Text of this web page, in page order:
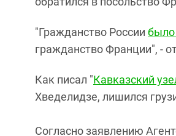
"Гражданство России было
гражданство Франции", -
Как писал "Кавказский
Хведелидзе, лишился
Согласно заявлению